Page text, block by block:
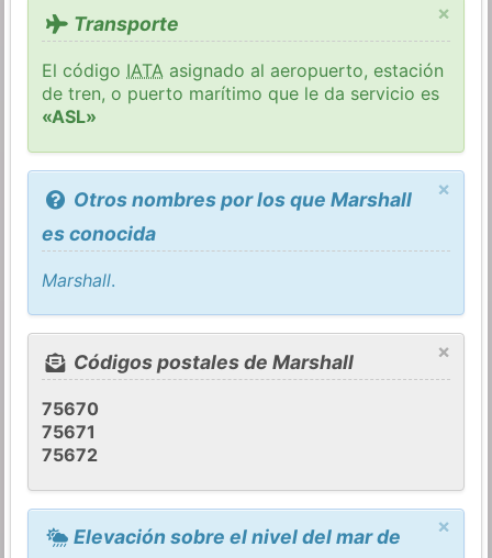
×
Transporte
El código IATA asignado al aeropuerto, estación
de tren, o puerto marítimo que le da servicio es
«ASL»
×
Otros nombres por los que Marshall
es conocida
Marshall.
×
Códigos postales de Marshall
75670
75671
75672
×
Elevación sobre el nivel del mar de